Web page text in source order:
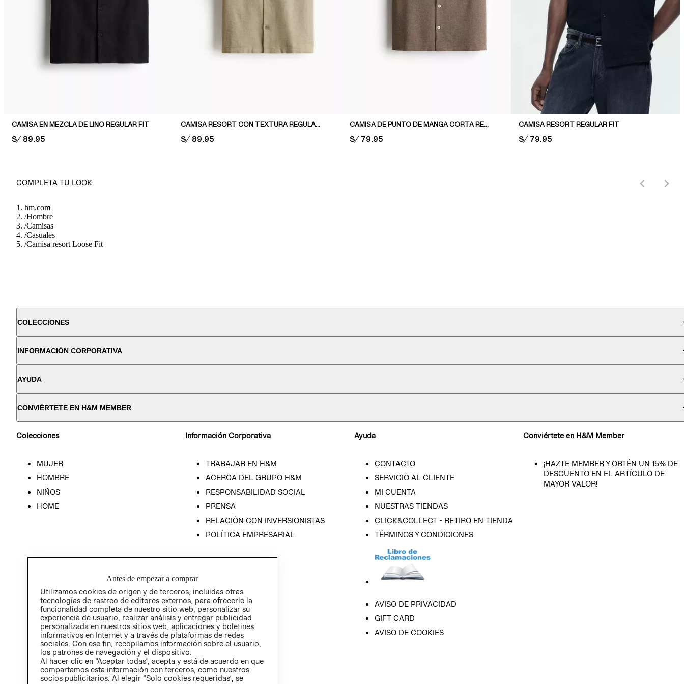
CAMISA EN MEZCLA DE LINO REGULAR FIT
PRICE:
S/ 89.95
CAMISA RESORT CON TEXTURA REGULAR FIT
PRICE:
S/ 89.95
CAMISA DE PUNTO DE MANGA CORTA REGULAR FIT
PRICE:
S/ 79.95
CAMISA RESORT REGULAR FIT
PRICE:
S/ 79.95
COMPLETA TU LOOK
hm.com
/Hombre
/Camisas
/Casuales
/Camisa resort Loose Fit
COLECCIONES
INFORMACIÓN CORPORATIVA
AYUDA
CONVIÉRTETE EN H&M MEMBER
Colecciones
MUJER
HOMBRE
NIÑOS
HOME
Información Corporativa
TRABAJAR EN H&M
ACERCA DEL GRUPO H&M
RESPONSABILIDAD SOCIAL
PRENSA
RELACIÓN CON INVERSIONISTAS
POLÍTICA EMPRESARIAL
Ayuda
CONTACTO
SERVICIO AL CLIENTE
MI CUENTA
NUESTRAS TIENDAS
CLICK&COLLECT - RETIRO EN TIENDA
TÉRMINOS Y CONDICIONES
AVISO DE PRIVACIDAD
GIFT CARD
AVISO DE COOKIES
Conviértete en H&M Member
¡HAZTE MEMBER Y OBTÉN UN 15% DE
DESCUENTO EN EL ARTÍCULO DE
MAYOR VALOR!
Antes de empezar a comprar
Utilizamos cookies de origen y de terceros, incluidas otras
tecnologías de rastreo de editores externos, para ofrecerle la
funcionalidad completa de nuestro sitio web, personalizar su
experiencia de usuario, realizar análisis y entregar publicidad
personalizada en nuestros sitios web, aplicaciones y boletines
informativos en Internet y a través de plataformas de redes
sociales. Con ese fin, recopilamos información sobre el usuario,
los patrones de navegación y el dispositivo.
Al hacer clic en “Aceptar todas”, acepta y está de acuerdo en que
compartamos esta información con terceros, como nuestros
socios publicitarios. Al elegir “Solo cookies requeridas”, se